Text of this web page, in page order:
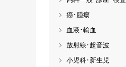
癌･腫瘍
血液･輸血
放射線･超音波
小児科･新生児